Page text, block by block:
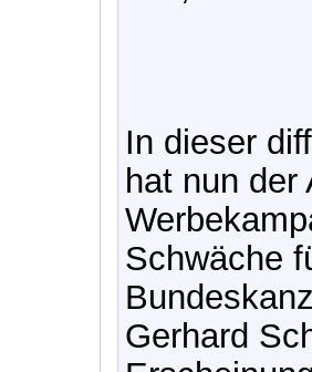
In dieser
hat nun
Schwäche
Gerhard